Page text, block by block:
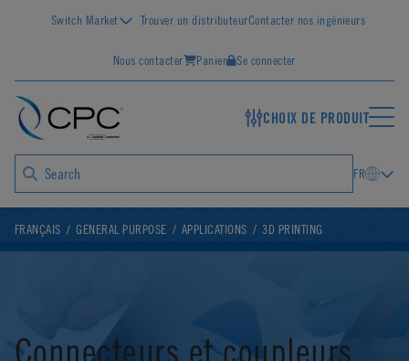
Switch Market Trouver un distributeurContacter nos ingénieurs
Nous contacter Panier Se connecter
CHOIX DE PRODUIT
FR
FRANÇAIS GENERAL PURPOSE APPLICATIONS 3D PRINTING
Connecteurs et coupleurs